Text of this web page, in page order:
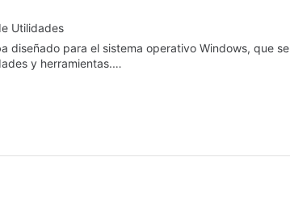
Utilidades
diseñado para el sistema operativo Windows, que se
y herramientas.…